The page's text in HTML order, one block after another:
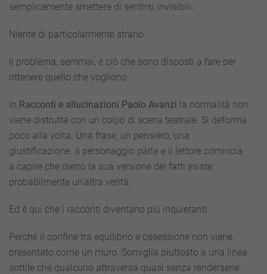
semplicemente smettere di sentirsi invisibili.
Niente di particolarmente strano.
Il problema, semmai, è ciò che sono disposti a fare per
ottenere quello che vogliono.
In Racconti e allucinazioni Paolo Avanzi la normalità non
viene distrutta con un colpo di scena teatrale. Si deforma
poco alla volta. Una frase, un pensiero, una
giustificazione. Il personaggio parla e il lettore comincia
a capire che dietro la sua versione dei fatti esiste
probabilmente un’altra verità.
Ed è qui che i racconti diventano più inquietanti.
Perché il confine tra equilibrio e ossessione non viene
presentato come un muro. Somiglia piuttosto a una linea
sottile che qualcuno attraversa quasi senza rendersene